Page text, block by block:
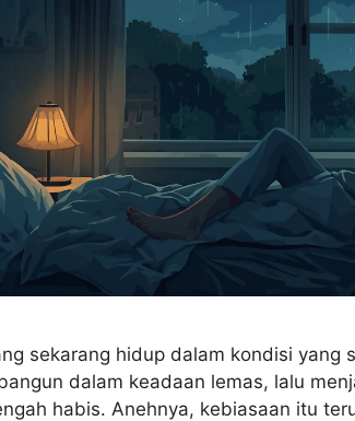
sekarang hidup dalam kondisi yang
dalam keadaan lemas, lalu
habis. Anehnya, kebiasaan itu